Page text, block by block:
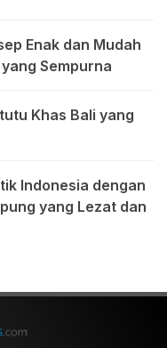
Enak dan Mudah
Sempurna
Khas Bali yang
Indonesia dengan
yang Lezat dan